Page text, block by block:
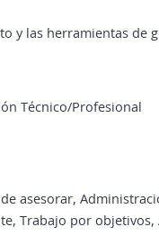
y las herramientas de
Técnico/Profesional
asesorar,
Trabajo por